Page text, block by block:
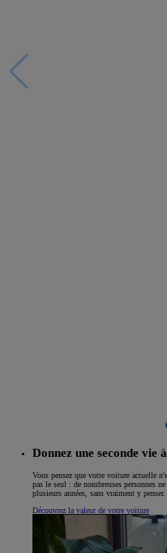
Donnez une seconde vie
Vous pensez que votre voiture actuelle
pas le seul : de nombreuses personnes
plusieurs années, sans vraiment y
Découvrez la valeur de votre voiture